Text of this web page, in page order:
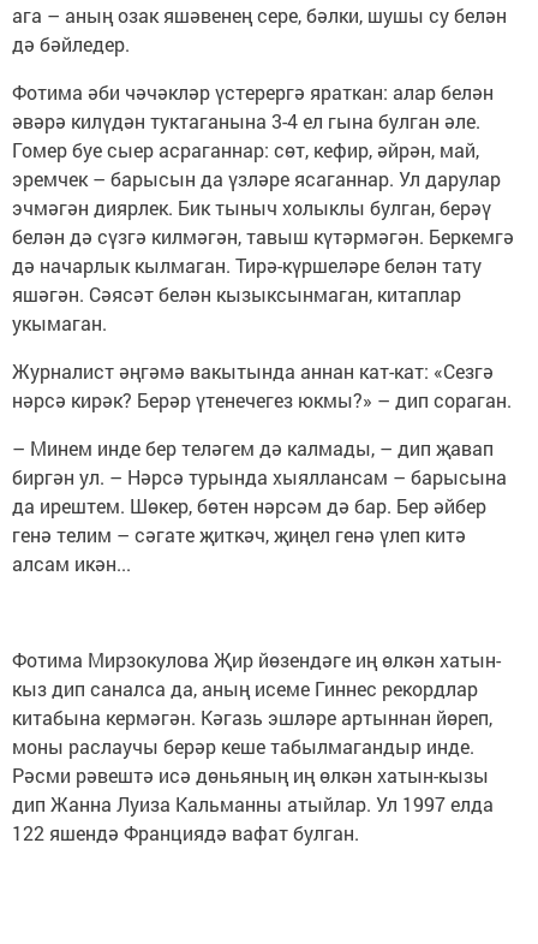
ага – аның озак яшәвенең сере, бәлки, шушы су белән
дә бәйледер.
Фотима әби чәчәкләр үстерергә яраткан: алар белән
әвәрә килүдән туктаганына 3-4 ел гына булган әле.
Гомер буе сыер асраганнар: сөт, кефир, әйрән, май,
эремчек – барысын да үзләре ясаганнар. Ул дарулар
эчмәгән диярлек. Бик тыныч холыклы булган, берәү
белән дә сүзгә килмәгән, тавыш күтәрмәгән. Беркемгә
дә начарлык кылмаган. Тирә-күршеләре белән тату
яшәгән. Сәясәт белән кызыксынмаган, китаплар
укымаган.
Журналист әңгәмә вакытында аннан кат-кат: «Сезгә
нәрсә кирәк? Берәр үтенечегез юкмы?» – дип сораган.
– Минем инде бер теләгем дә калмады, – дип җавап
биргән ул. – Нәрсә турында хыяллансам – барысына
да ирештем. Шөкер, бөтен нәрсәм дә бар. Бер әйбер
генә телим – сәгате җиткәч, җиңел генә үлеп китә
алсам икән...
Фотима Мирзокулова Җир йөзендәге иң өлкән хатын-
кыз дип саналса да, аның исеме Гиннес рекордлар
китабына кермәгән. Кәгазь эшләре артыннан йөреп,
моны раслаучы берәр кеше табылмагандыр инде.
Рәсми рәвештә исә дөньяның иң өлкән хатын-кызы
дип Жанна Луиза Кальманны атыйлар. Ул 1997 елда
122 яшендә Франциядә вафат булган.